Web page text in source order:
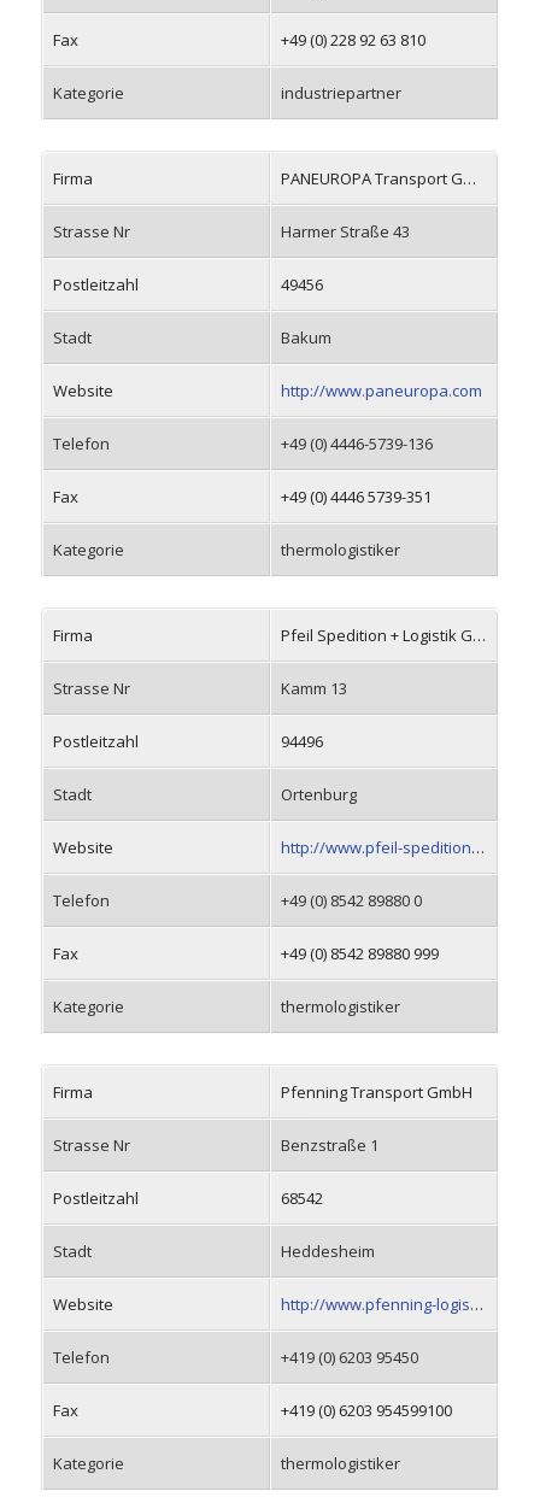
Fax +49 (0) 228 92 63 810
Kategorie industriepartner
Firma PANEUROPA Transport GmbH
Strasse Nr Harmer Straße 43
Postleitzahl 49456
Stadt Bakum
Website http://www.paneuropa.com
Telefon +49 (0) 4446-5739-136
Fax +49 (0) 4446 5739-351
Kategorie thermologistiker
Firma Pfeil Spedition + Logistik GmbH
Strasse Nr Kamm 13
Postleitzahl 94496
Stadt Ortenburg
Website http://www.pfeil-spedition.de
Telefon +49 (0) 8542 89880 0
Fax +49 (0) 8542 89880 999
Kategorie thermologistiker
Firma Pfenning Transport GmbH
Strasse Nr Benzstraße 1
Postleitzahl 68542
Stadt Heddesheim
Website http://www.pfenning-logistics.com
Telefon +419 (0) 6203 95450
Fax +419 (0) 6203 954599100
Kategorie thermologistiker